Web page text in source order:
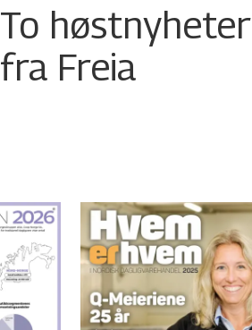
To høstnyheter
fra Freia